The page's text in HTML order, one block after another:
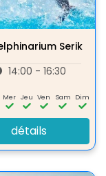
Serik
14:00 - 16:30
Mer Jeu Ven Sam Dim
détails